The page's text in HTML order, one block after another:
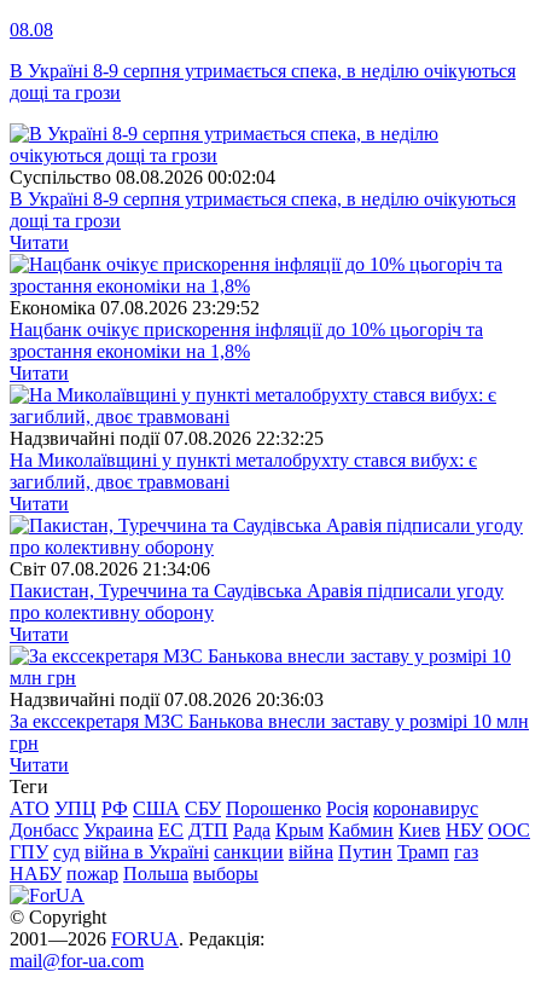
08.08
В Україні 8-9 серпня утримається спека, в неділю очікуються
дощі та грози
Суспiльство 08.08.2026 00:02:04
В Україні 8-9 серпня утримається спека, в неділю очікуються
дощі та грози
Читати
Економіка 07.08.2026 23:29:52
Нацбанк очікує прискорення інфляції до 10% цьогоріч та
зростання економіки на 1,8%
Читати
Надзвичайні події 07.08.2026 22:32:25
На Миколаївщині у пункті металобрухту стався вибух: є
загиблий, двоє травмовані
Читати
Свiт 07.08.2026 21:34:06
Пакистан, Туреччина та Саудівська Аравія підписали угоду
про колективну оборону
Читати
Надзвичайні події 07.08.2026 20:36:03
За екссекретаря МЗС Банькова внесли заставу у розмірі 10 млн
грн
Читати
Теги
АТО УПЦ РФ США СБУ Порошенко Росія коронавирус
Донбасс Украина ЕС ДТП Рада Крым Кабмин Киев НБУ ООС
ГПУ суд війна в Україні санкции війна Путин Трамп газ
НАБУ пожар Польша выборы
© Copyright
2001—2026 FORUA. Редакція:
mail@for-ua.com